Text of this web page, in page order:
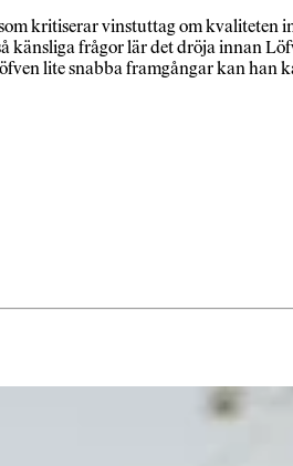
kritiserar vinstuttag om kvaliteten
frågor lär det dröja innan
lite snabba framgångar kan han